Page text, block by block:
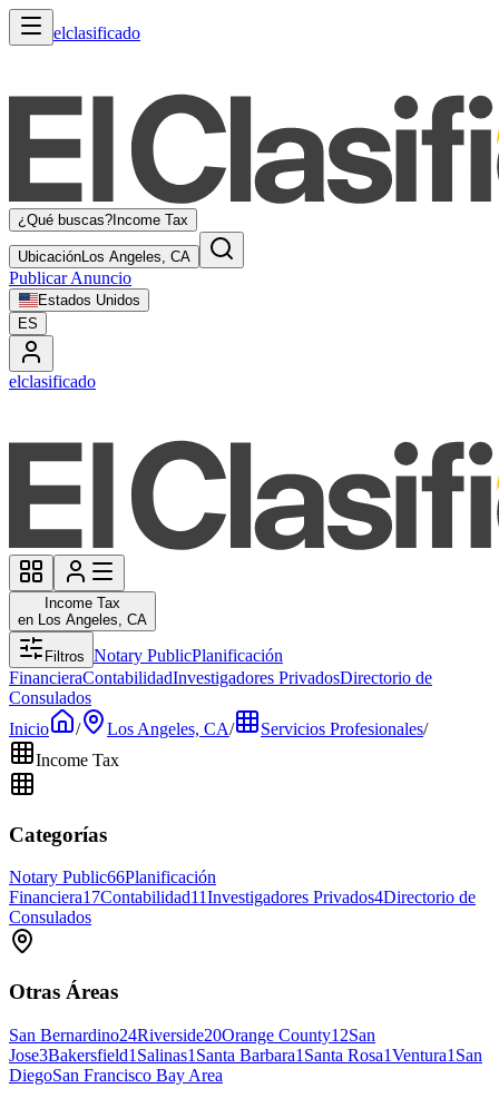
elclasificado
¿Qué buscas? Income Tax
UbicaciónLos Angeles, CA
Publicar Anuncio
Estados Unidos
ES
elclasificado
Income Tax
en Los Angeles, CA
Filtros Notary PublicPlanificación
FinancieraContabilidadInvestigadores PrivadosDirectorio de
Consulados
Inicio
/ Los Angeles, CA/ Servicios Profesionales/
Income Tax
Categorías
Notary Public66Planificación
Financiera17Contabilidad11Investigadores Privados4Directorio de
Consulados
Otras Áreas
San Bernardino24Riverside20Orange County12San
Jose3Bakersfield1 Salinas1 Santa Barbara1 Santa Rosa1Ventura1 San
DiegoSan Francisco Bay Area